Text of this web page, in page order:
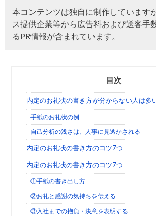
本コンテンツは独自に制作しています
ス提供企業等から広告料および送客手
るPR情報が含まれています。
目次
内定のお礼状の書き方が分からない人は多
手紙のお礼状の例
自己分析の浅さは、人事に見透かされる
内定のお礼状の書き方のコツ7つ
内定のお礼状の書き方のコツ7つ
①手紙の書き出し方
②お礼と感謝の気持ちを伝える
③入社までの抱負・決意を表明する